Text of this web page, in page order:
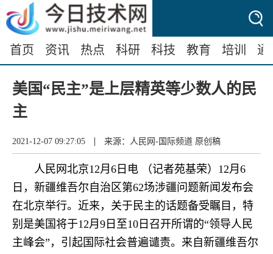
首页 资讯 热点 科研 科技 教育 培训 通
美国“民主”是上层精英等少数人的民
主
2021-12-07 09:27:05 | 来源：人民网-国际频道 原创稿
人民网北京12月6日电 （记者苑基荣）12月6
日，新疆维吾尔自治区第62场涉疆问题新闻发布会
在北京举行。近来，关于民主的话题备受瞩目，特
别是美国将于12月9日至10日召开所谓的“领导人民
主峰会”，引起国际社会普遍谴责。来自新疆维吾尔